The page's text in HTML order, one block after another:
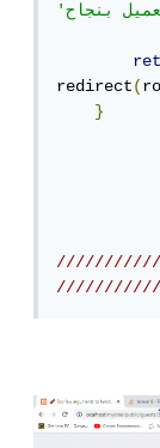
redirect(
}